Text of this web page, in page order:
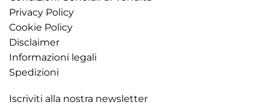
Privacy Policy
Cookie Policy
Disclaimer
Informazioni legali
Spedizioni
Iscriviti alla nostra newsletter